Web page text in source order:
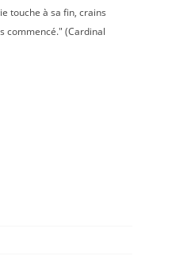
touche à sa fin, crains
commencé." (Cardinal